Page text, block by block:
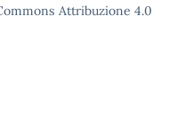
Attribuzione 4.0